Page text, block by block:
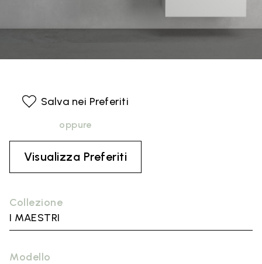
Collezione
I MAESTRI
Modello
Salva nei Preferiti
oppure
Visualizza Preferiti